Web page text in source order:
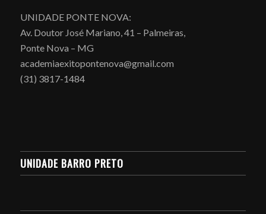
UNIDADE PONTE NOVA:
Av. Doutor José Mariano, 41 – Palmeiras,
Ponte Nova – MG
academiaexitopontenova@gmail.com
(31) 3817-1484
UNIDADE BARRO PRETO